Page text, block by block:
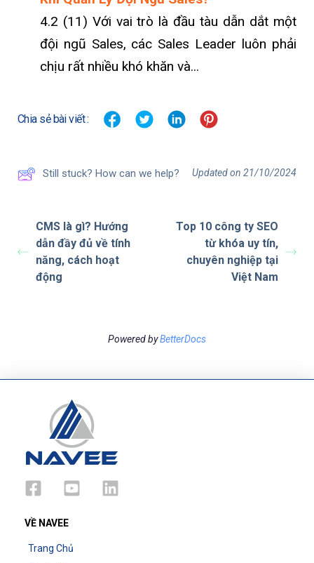
4.2 (11) Với vai trò là đầu tàu dẫn dắt một
đội ngũ Sales, các Sales Leader luôn phải
chịu rất nhiều khó khăn và...
Chia sẻ bài viết :
Still stuck? How can we help? Updated on 21/10/2024
CMS là gì? Hướng
dẫn đầy đủ về tính
năng, cách hoạt
động
Top 10 công ty SEO
từ khóa uy tín,
chuyên nghiệp tại
Việt Nam
Powered byBetterDocs
VỀ NAVEE
Trang Chủ